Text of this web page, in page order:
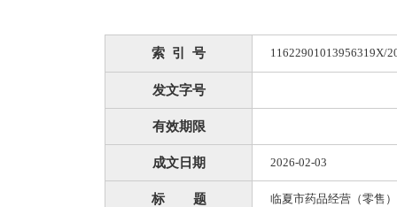
索 引 号 11622901013956319X/
发文字号
有效期限
成文日期 2026-02-03
标 题 临夏市药品经营（零售